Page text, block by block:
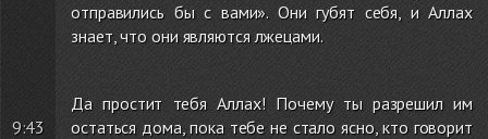
отправились бы с вами». Они губят себя, и Аллах
знает, что они являются лжецами.
9:43
Да простит тебя Аллах! Почему ты разрешил им
остаться дома, пока тебе не стало ясно, кто говорит